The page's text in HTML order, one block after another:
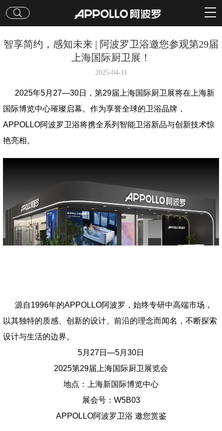
智享简约，感知未来 | 阿波罗卫浴邀您参观第29届
上海国际厨卫展！
2025-04-11
2025年5月27—30日，第29届上海国际厨卫展将在上海新
国际博览中心璀璨启幕。作为享誉全球的卫浴品牌，
APPOLLO阿波罗卫浴将携全系列智能卫浴新品与创新技术惊
艳亮相。
源自1996年的APPOLLO阿波罗，始终专研中高端市场，
以其独特的质感、创新的设计、前沿的理念而闻名，不断探索
设计与生活的边界。
5月27日—5月30日
2025第29届上海国际厨卫展览会
地点：上海新国际博览中心
展会号：W5B03
APPOLLO阿波罗卫浴 邀您赏鉴